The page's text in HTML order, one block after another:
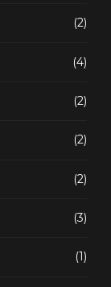
(2)
(4)
(2)
(2)
(2)
(3)
(1)